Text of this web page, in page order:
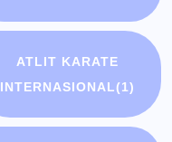
ATLIT KARATE
INTERNASIONAL(1)